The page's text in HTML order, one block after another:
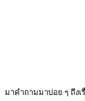
มาคำถามมาบ่อย ๆ ถึงเ